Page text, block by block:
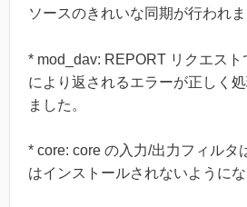
ソースのきれいな同期が行われま
* mod_dav: REPORT リクエス
により返されるエラーが正しく
ました。
* core: core の入力/出力フィルタ
はインストールされないようにな